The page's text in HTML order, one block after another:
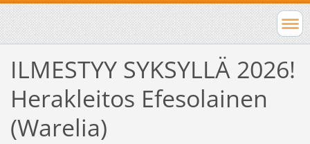
ILMESTYY SYKSYLLÄ 2026!
Herakleitos Efesolainen
(Warelia)